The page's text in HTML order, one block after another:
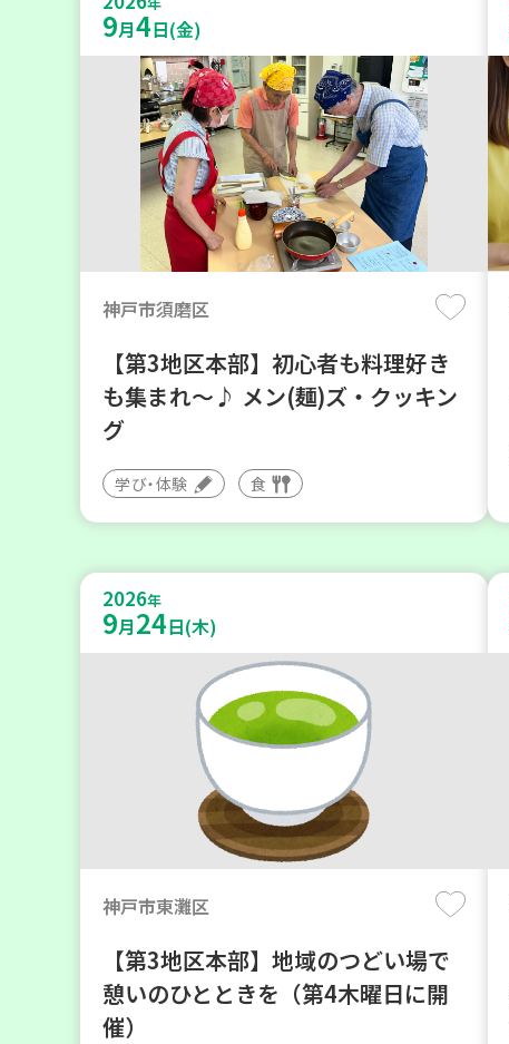
9月4日(金)
神戸市須磨区
【第3地区本部】初心者も料理好き
も集まれ～♪ メン(麺)ズ・クッキン
グ
学び・体験 食
2026年
9月24日(木)
神戸市東灘区
【第3地区本部】地域のつどい場で
憩いのひとときを（第4木曜日に開
催）